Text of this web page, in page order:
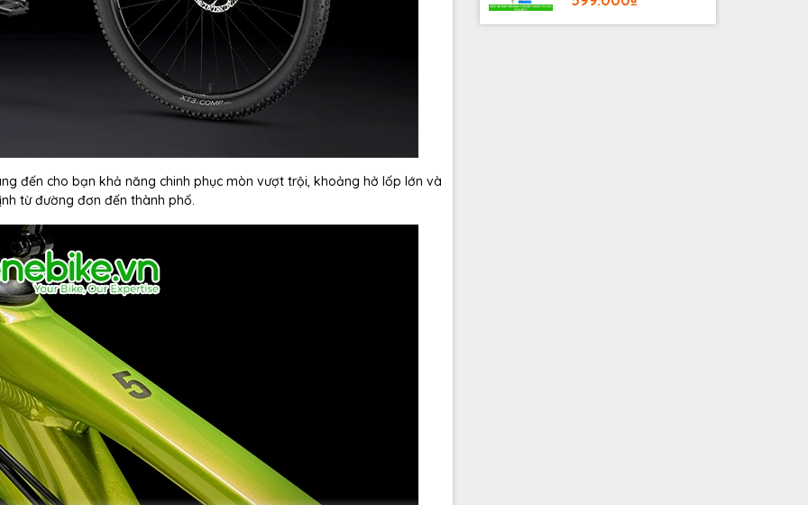
đến cho bạn khả năng chinh phục mòn vượt trội, khoảng hở lốp lớn và
từ đường đơn đến thành phố.
Fullbox